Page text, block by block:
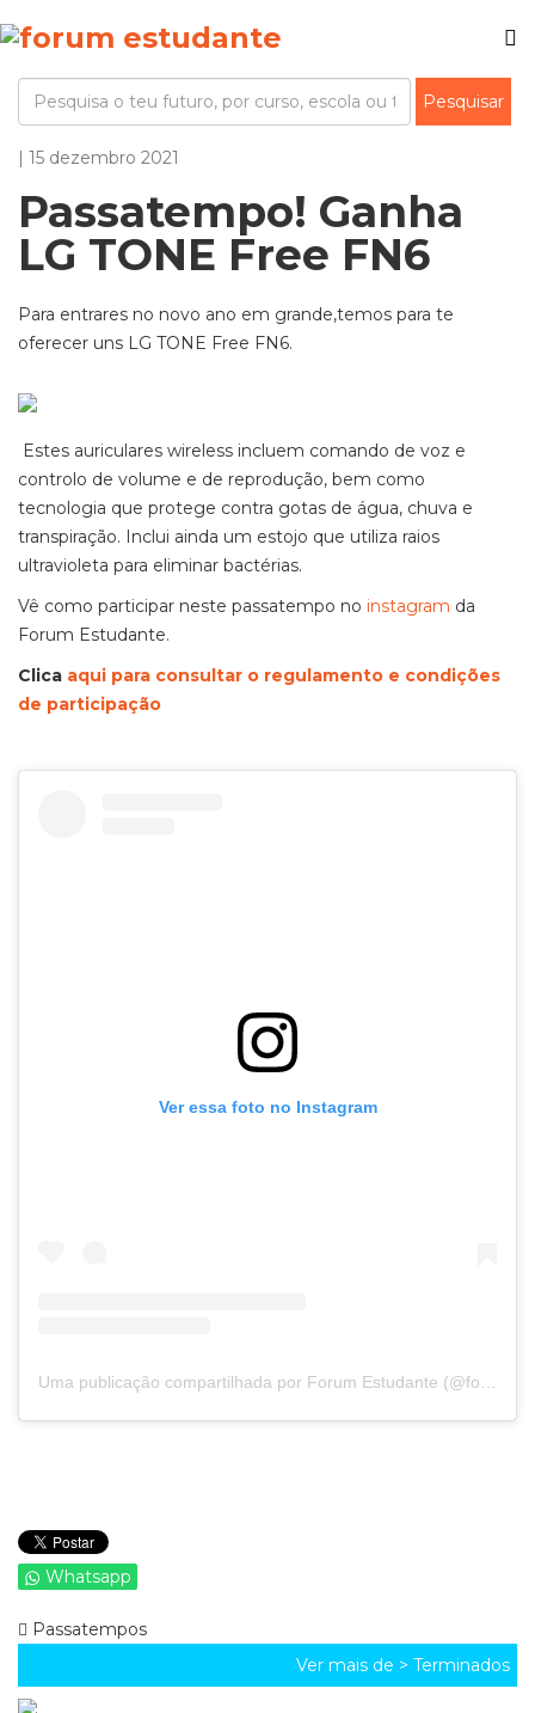
| 15 dezembro 2021
Passatempo! Ganha
LG TONE Free FN6
Para entrares no novo ano em grande,temos para te
oferecer uns LG TONE Free FN6.
Estes auriculares wireless incluem comando de voz e
controlo de volume e de reprodução, bem como
tecnologia que protege contra gotas de água, chuva e
transpiração. Inclui ainda um estojo que utiliza raios
ultravioleta para eliminar bactérias.
Vê como participar neste passatempo no instagram da
Forum Estudante.
Clica aqui para consultar o regulamento e condições
de participação
Ver essa foto no Instagram
Uma publicação compartilhada por Forum Estudante (@forumestudante)
Whatsapp
Passatempos
Ver mais de > Terminados